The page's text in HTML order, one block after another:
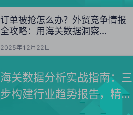
订单被抢怎么办？外贸竞争情报
全攻略：用海关数据洞察...
2025年12月22日
海关数据分析实战指南：三
步构建行业趋势报告，精准